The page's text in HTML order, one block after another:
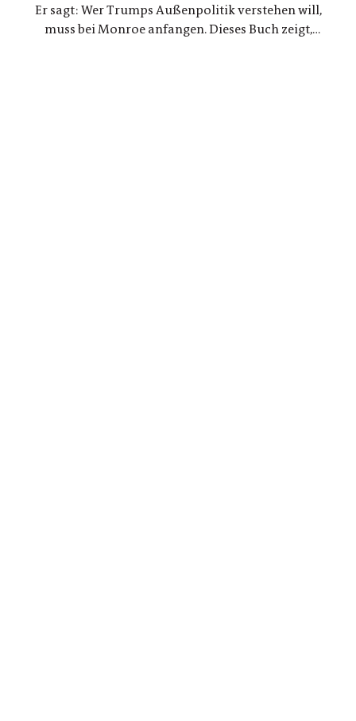
Er sagt: Wer Trumps Außenpolitik verstehen will,
muss bei Monroe anfangen. Dieses Buch zeigt,